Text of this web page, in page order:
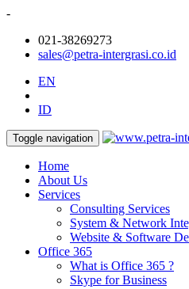
-
021-38269273
sales@petra-intergrasi.co.id
EN
ID
Toggle navigation
Home
About Us
Services
Consulting Services
System & Network
Website & Software
Office 365
What is Office 365 ?
Skype for Business